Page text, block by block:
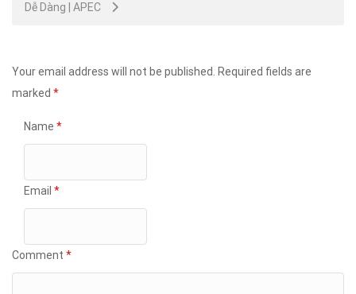
Dễ Dàng | APEC
Your email address will not be published. Required fields are
marked *
Name *
Email *
Comment *